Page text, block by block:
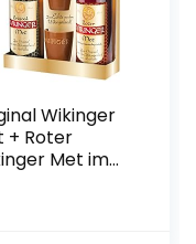
Wikinger
+ Roter
Met im